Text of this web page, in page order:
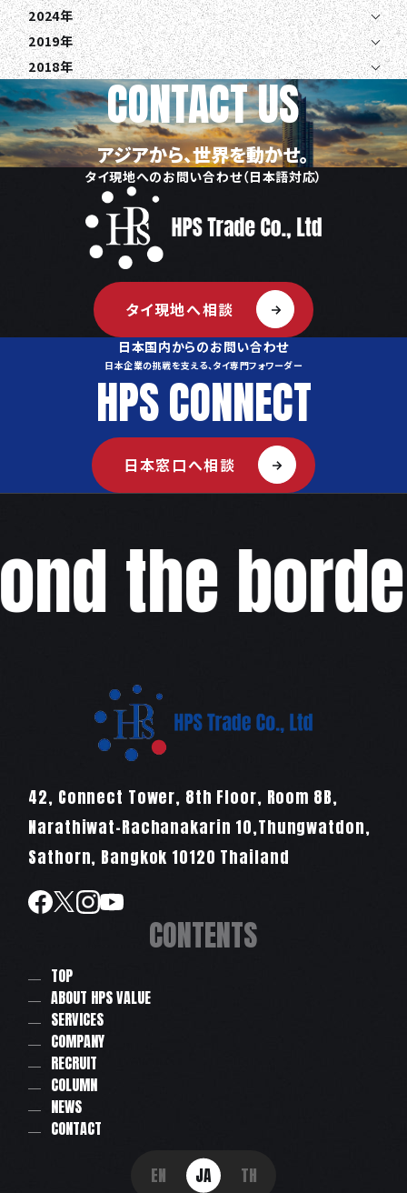
EN JA TH
2024年
2019年
2018年
CONTACT US
アジアから、世界を動かせ。
タイ現地へのお問い合わせ（日本語対応）
タイ現地へ相談
日本国内からのお問い合わせ
日本企業の挑戦を支える、タイ専門フォワーダー
HPS CONNECT
日本窓口へ相談
the
42, Connect Tower, 8th Floor, Room 8B,
Narathiwat-Rachanakarin 10,Thungwatdon,
Sathorn, Bangkok 10120 Thailand
CONTENTS
TOP
ABOUT HPS VALUE
SERVICES
COMPANY
RECRUIT
COLUMN
NEWS
CONTACT
EN JA TH